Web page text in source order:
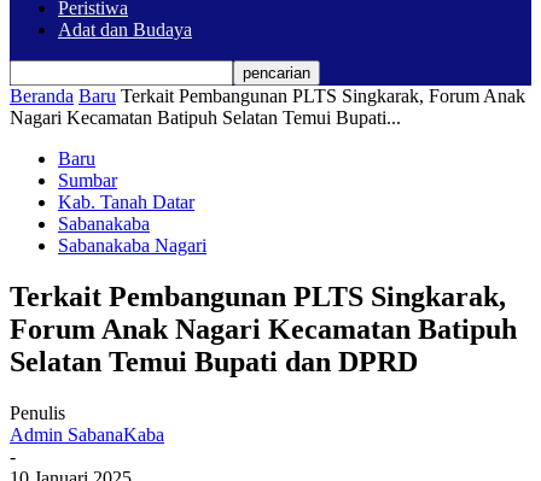
Peristiwa
Adat dan Budaya
Beranda Baru Terkait Pembangunan PLTS Singkarak, Forum Anak
Nagari Kecamatan Batipuh Selatan Temui Bupati...
Baru
Sumbar
Kab. Tanah Datar
Sabanakaba
Sabanakaba Nagari
Terkait Pembangunan PLTS Singkarak,
Forum Anak Nagari Kecamatan Batipuh
Selatan Temui Bupati dan DPRD
Penulis
Admin SabanaKaba
-